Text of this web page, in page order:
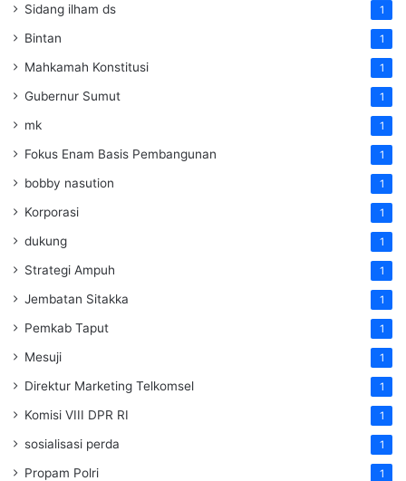
Sidang ilham ds 1
Bintan 1
Mahkamah Konstitusi 1
Gubernur Sumut 1
mk 1
Fokus Enam Basis Pembangunan 1
bobby nasution 1
Korporasi 1
dukung 1
Strategi Ampuh 1
Jembatan Sitakka 1
Pemkab Taput 1
Mesuji 1
Direktur Marketing Telkomsel 1
Komisi VIII DPR RI 1
sosialisasi perda 1
Propam Polri 1